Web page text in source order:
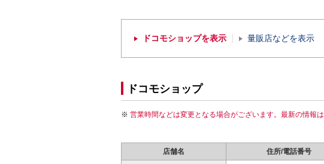
ドコモショップを表示 量販店などを表示
ドコモショップ
営業時間などは変更となる場合がございます。最新の情報は
店舗名 住所/電話番号